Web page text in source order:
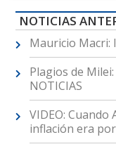
NOTICIAS
Mauricio Macri:
Plagios de
NOTICIAS
VIDEO:
inflación era